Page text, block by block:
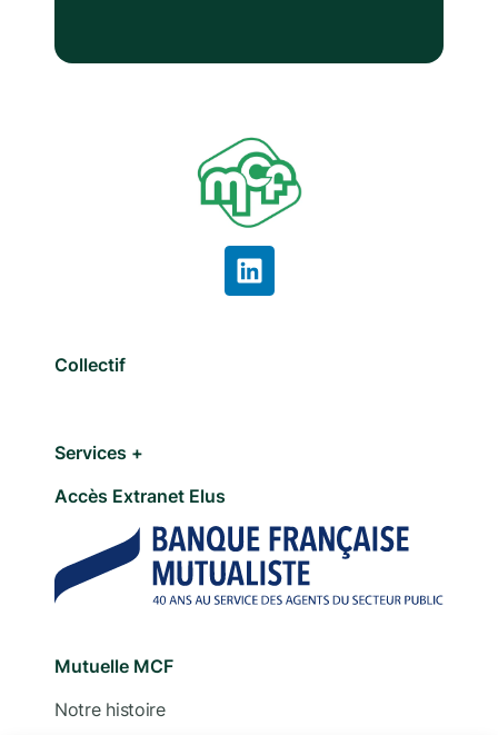
Collectif
Services +
Accès Extranet Elus
Mutuelle MCF
Notre histoire